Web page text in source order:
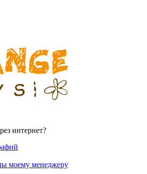
интернет?
моему менеджеру